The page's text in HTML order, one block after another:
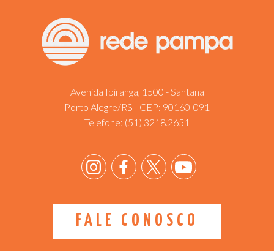
Avenida Ipiranga, 1500 - Santana
Porto Alegre/RS | CEP: 90160-091
Telefone: (51) 3218.2651
FALE CONOSCO